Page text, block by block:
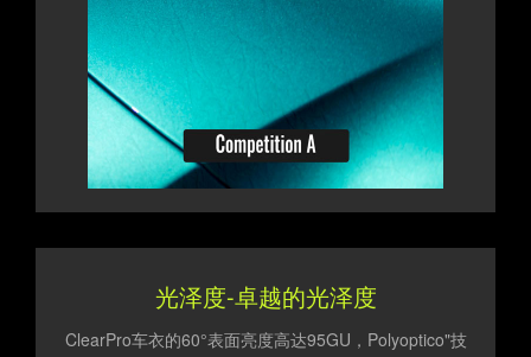
光泽度-卓越的光泽度
ClearPro车衣的60°表面亮度高达95GU，Polyoptico"技